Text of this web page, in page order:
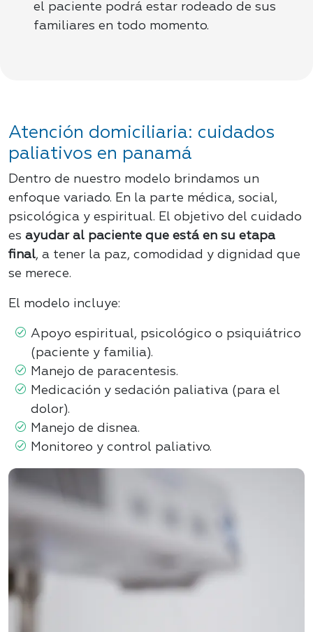
el paciente podrá estar rodeado de sus
familiares en todo momento.
Atención domiciliaria: cuidados
paliativos en panamá
Dentro de nuestro modelo brindamos un
enfoque variado. En la parte médica, social,
psicológica y espiritual. El objetivo del cuidado
es ayudar al paciente que está en su etapa
final, a tener la paz, comodidad y dignidad que
se merece.
El modelo incluye:
Apoyo espiritual, psicológico o psiquiátrico
(paciente y familia).
Manejo de paracentesis.
Medicación y sedación paliativa (para el
dolor).
Manejo de disnea.
Monitoreo y control paliativo.